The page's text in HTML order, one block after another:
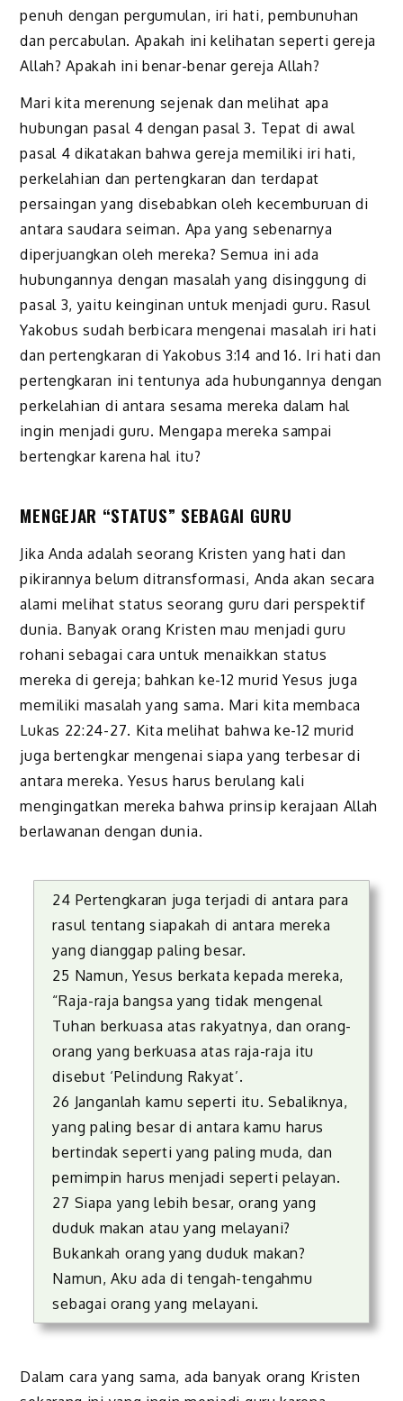
penuh dengan pergumulan, iri hati, pembunuhan
dan percabulan. Apakah ini kelihatan seperti gereja
Allah? Apakah ini benar-benar gereja Allah?
Mari kita merenung sejenak dan melihat apa
hubungan pasal 4 dengan pasal 3. Tepat di awal
pasal 4 dikatakan bahwa gereja memiliki iri hati,
perkelahian dan pertengkaran dan terdapat
persaingan yang disebabkan oleh kecemburuan di
antara saudara seiman. Apa yang sebenarnya
diperjuangkan oleh mereka? Semua ini ada
hubungannya dengan masalah yang disinggung di
pasal 3, yaitu keinginan untuk menjadi guru. Rasul
Yakobus sudah berbicara mengenai masalah iri hati
dan pertengkaran di Yakobus 3:14 and 16. Iri hati dan
pertengkaran ini tentunya ada hubungannya dengan
perkelahian di antara sesama mereka dalam hal
ingin menjadi guru. Mengapa mereka sampai
bertengkar karena hal itu?
MENGEJAR “STATUS” SEBAGAI GURU
Jika Anda adalah seorang Kristen yang hati dan
pikirannya belum ditransformasi, Anda akan secara
alami melihat status seorang guru dari perspektif
dunia. Banyak orang Kristen mau menjadi guru
rohani sebagai cara untuk menaikkan status
mereka di gereja; bahkan ke-12 murid Yesus juga
memiliki masalah yang sama. Mari kita membaca
Lukas 22:24-27. Kita melihat bahwa ke-12 murid
juga bertengkar mengenai siapa yang terbesar di
antara mereka. Yesus harus berulang kali
mengingatkan mereka bahwa prinsip kerajaan Allah
berlawanan dengan dunia.
24 Pertengkaran juga terjadi di antara para
rasul tentang siapakah di antara mereka
yang dianggap paling besar.
25 Namun, Yesus berkata kepada mereka,
“Raja-raja bangsa yang tidak mengenal
Tuhan berkuasa atas rakyatnya, dan orang-
orang yang berkuasa atas raja-raja itu
disebut ‘Pelindung Rakyat’.
26 Janganlah kamu seperti itu. Sebaliknya,
yang paling besar di antara kamu harus
bertindak seperti yang paling muda, dan
pemimpin harus menjadi seperti pelayan.
27 Siapa yang lebih besar, orang yang
duduk makan atau yang melayani?
Bukankah orang yang duduk makan?
Namun, Aku ada di tengah-tengahmu
sebagai orang yang melayani.
Dalam cara yang sama, ada banyak orang Kristen